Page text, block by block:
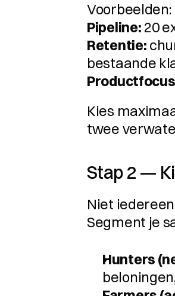
Pipeline:
Retentie:
Kies
twee
Stap 2 —
Niet
Segment je
Hunters